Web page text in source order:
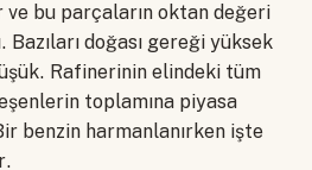
ve bu parçaların oktan değeri
doğası gereği yüksek
Rafinerinin elindeki tüm
toplamına piyasa
benzin harmanlanırken işte